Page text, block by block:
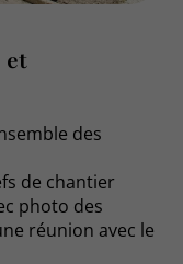
et
des
de chantier
photo des
réunion avec le